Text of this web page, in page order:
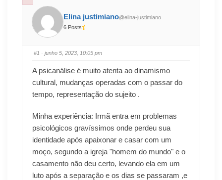
Elina justimiano@elina-justimiano
6 Posts
#1 · junho 5, 2023, 10:05 pm
A psicanálise é muito atenta ao dinamismo
cultural, mudanças operadas com o passar do
tempo, representação do sujeito .
Minha experiência: Irmã entra em problemas
psicológicos gravíssimos onde perdeu sua
identidade após apaixonar e casar com um
moço, segundo a igreja "homem do mundo" e o
casamento não deu certo, levando ela em um
luto após a separação e os dias se passaram ,e
Failed to initialize plugin: wplink